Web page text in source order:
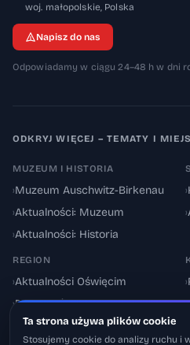
woj. małopolskie, 32-600
Polska
Napisz do nas
Odpowiadamy w ciągu 24–48 h w dni
ODKRYJ WIĘCEJ – TEMATY I
MUZEUM I HISTORIA
›Muzeum Auschwitz-Birkenau
›Aktualności: Muzeum
›Aktualności: Historia
›
›
REGION
›Aktualności Oświęcim
›Powiat oświęcimski
Utrudnienia drogowe
›
›
Ta strona używa plików cookie
Stosujemy cookie do analizy ruchu i